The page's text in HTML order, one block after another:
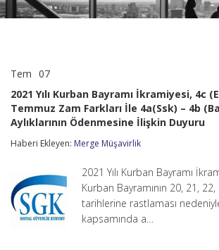
Tem 07
Kurban
Bayramı
İkramiyesi,
(Emekli
Temmuz
Zam
Farkları
4a(Ssk)
2021 Yılı Kurban Bayramı İkramiyesi, 4c
Temmuz Zam Farkları İle 4a(Ssk) – 4b
Aylıklarının Ödenmesine İlişkin Duyuru
Haberi Ekleyen: Merge Müşavirlik
2021 Yılı Kurban Bayramı
Kurban Bayramının 20, 21,
tarihlerine rastlaması
kapsamında a…